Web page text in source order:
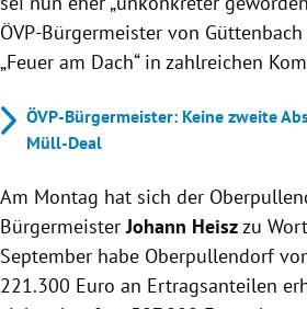
ÖVP-Bürgermeister von
„Feuer am Dach“ in zahlreichen
ÖVP-Bürgermeister: Keine zweite
Müll-Deal
Am Montag hat sich der
BürgermeisterJohann Heiszzu
September habe Oberpullendorf
221.300 Euro an Ertragsanteilen